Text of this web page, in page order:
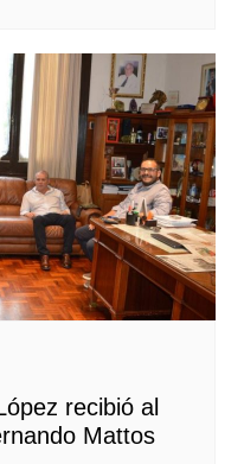
recibió al
Mattos